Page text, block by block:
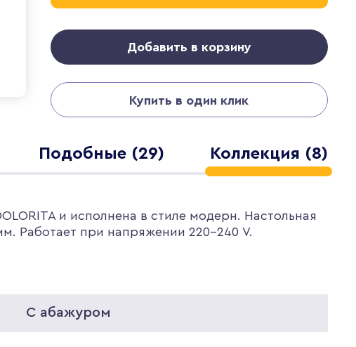
Добавить в корзину
Купить в один клик
Подобные (29) Коллекция (8)
и исполнена в стиле модерн. Настольная
Работает при напряжении 220-240 V.
С абажуром